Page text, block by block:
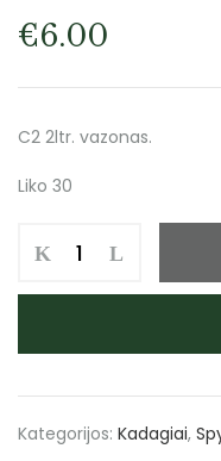
€6.00
C2 2ltr. vazonas.
Liko 30
Kategorijos: Kadagiai,